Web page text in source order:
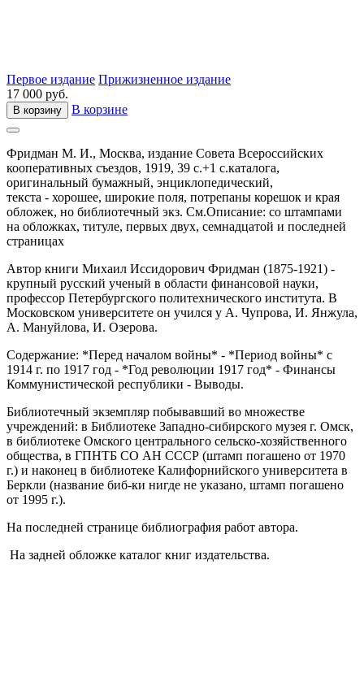
Первое издание Прижизненное издание
17 000 руб.
В корзину В корзине
Фридман М. И., Москва, издание Совета Всероссийских
кооперативных съездов, 1919, 39 с.+1 с.каталога,
оригинальный бумажный, энциклопедический,
текста - хорошее, широкие поля, потрепаны корешок и края
обложек, но библиотечный экз. См.Описание: со штампами
на обложках, титуле, первых двух, семнадцатой и последней
страницах
Автор книги Михаил Иссидорович Фридман (1875-1921) -
крупный русский ученый в области финансовой науки,
профессор Петербургского политехнического института. В
Московском университете он учился у А. Чупрова, И. Янжула,
А. Мануйлова, И. Озерова.
Содержание: *Перед началом войны* - *Период войны* с
1914 г. по 1917 год - *Год революции 1917 год* - Финансы
Коммунистической республики - Выводы.
Библиотечный экземпляр побывавший во множестве
учреждений: в Библиотеке Западно-сибирского музея г. Омск,
в библиотеке Омского центрального сельско-хозяйственного
общества, в ГПНТБ СО АН СССР (штамп погашено от 1970
г.) и наконец в библиотеке Калифорнийского университета в
Беркли (название биб-ки нигде не указано, штамп погашено
от 1995 г.).
На последней странице библиография работ автора.
На задней обложке каталог книг издательства.